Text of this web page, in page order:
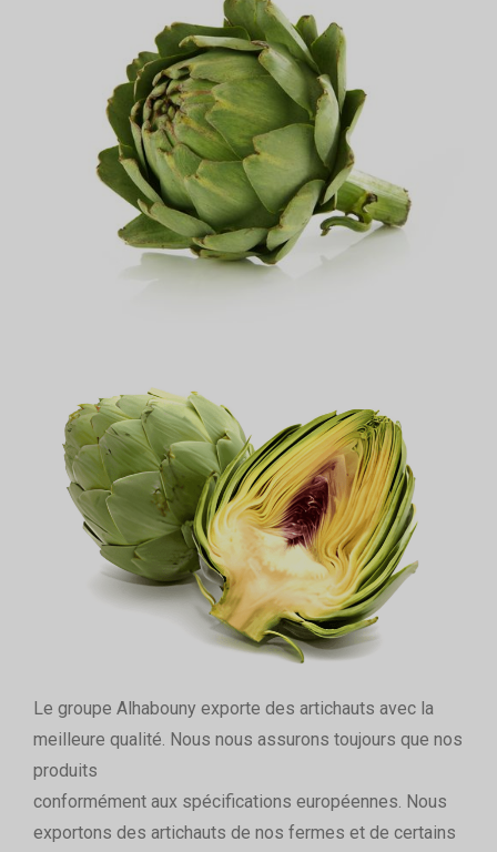
Le groupe Alhabouny exporte des artichauts avec la
meilleure qualité. Nous nous assurons toujours que nos
produits
conformément aux spécifications européennes. Nous
exportons des artichauts de nos fermes et de certains